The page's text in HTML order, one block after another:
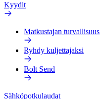
Kyydit
Matkustajan turvallisuus
Ryhdy kuljettajaksi
Bolt Send
Sähköpotkulaudat